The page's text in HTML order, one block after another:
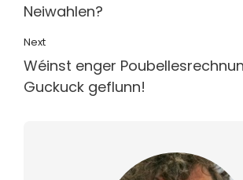
Neiwahlen?
Next
Wéinst enger
Guckuck geflunn!